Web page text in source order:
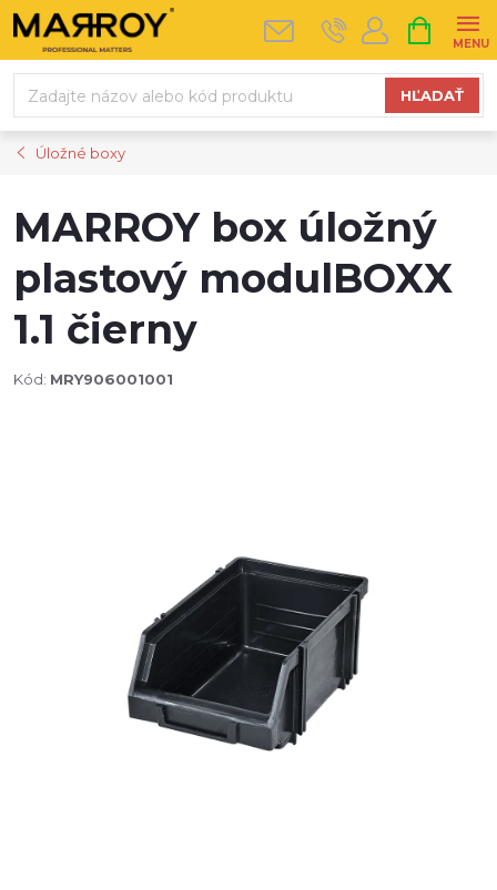
Prejsť
na
HĽADAŤ
KOŠÍK
Úložné boxy
MARROY box úložný
plastový modulBOXX
1.1 čierny
Kód: MRY906001001